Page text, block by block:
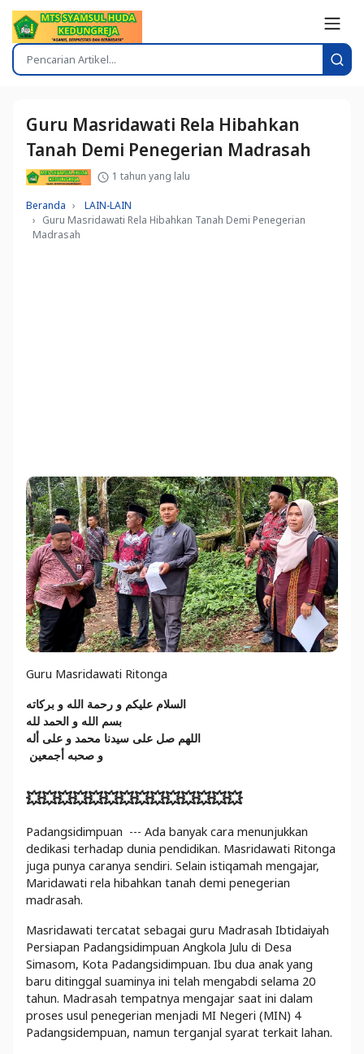
Guru Masridawati Rela Hibahkan
Tanah Demi Penegerian Madrasah
1 tahun yang lalu
Beranda
LAIN-LAIN
Guru Masridawati Rela Hibahkan Tanah Demi Penegerian
Madrasah
Guru Masridawati Ritonga
السلام عليكم و رحمة الله و بركاته
بسم الله و الحمد لله
اللهم صل على سيدنا محمد و على أله
و صحبه أجمعين
💥💥💥💥💥💥💥💥💥💥💥💥💥💥
Padangsidimpuan --- Ada banyak cara menunjukkan
dedikasi terhadap dunia pendidikan. Masridawati Ritonga
juga punya caranya sendiri. Selain istiqamah mengajar,
Maridawati rela hibahkan tanah demi penegerian
madrasah.
Masridawati tercatat sebagai guru Madrasah Ibtidaiyah
Persiapan Padangsidimpuan Angkola Julu di Desa
Simasom, Kota Padangsidimpuan. Ibu dua anak yang
baru ditinggal suaminya ini telah mengabdi selama 20
tahun. Madrasah tempatnya mengajar saat ini dalam
proses usul penegerian menjadi MI Negeri (MIN) 4
Padangsidempuan, namun terganjal syarat terkait lahan.